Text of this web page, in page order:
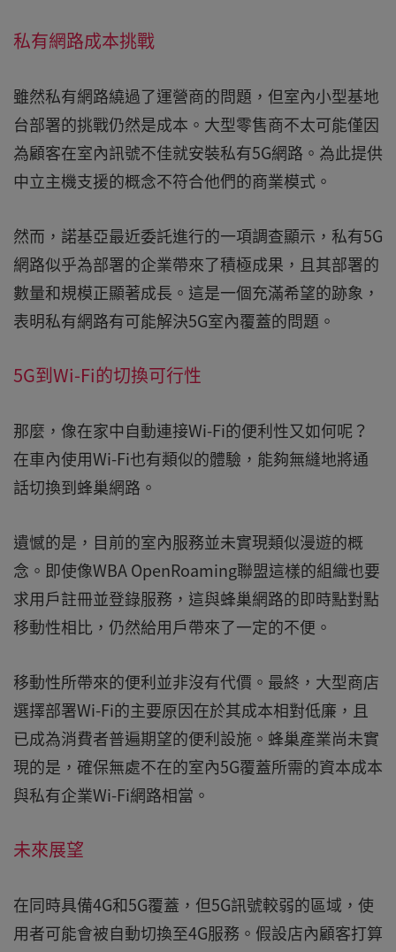
私有網路成本挑戰
雖然私有網路繞過了運營商的問題，但室內小型基地
台部署的挑戰仍然是成本。大型零售商不太可能僅因
為顧客在室內訊號不佳就安裝私有5G網路。為此提供
中立主機支援的概念不符合他們的商業模式。
然而，諾基亞最近委託進行的一項調查顯示，私有5G
網路似乎為部署的企業帶來了積極成果，且其部署的
數量和規模正顯著成長。這是一個充滿希望的跡象，
表明私有網路有可能解決5G室內覆蓋的問題。
5G到Wi-Fi的切換可行性
那麼，像在家中自動連接Wi-Fi的便利性又如何呢？
在車內使用Wi-Fi也有類似的體驗，能夠無縫地將通
話切換到蜂巢網路。
遺憾的是，目前的室內服務並未實現類似漫遊的概
念。即使像WBA OpenRoaming聯盟這樣的組織也要
求用戶註冊並登錄服務，這與蜂巢網路的即時點對點
移動性相比，仍然給用戶帶來了一定的不便。
移動性所帶來的便利並非沒有代價。最終，大型商店
選擇部署Wi-Fi的主要原因在於其成本相對低廉，且
已成為消費者普遍期望的便利設施。蜂巢產業尚未實
現的是，確保無處不在的室內5G覆蓋所需的資本成本
與私有企業Wi-Fi網路相當。
未來展望
在同時具備4G和5G覆蓋，但5G訊號較弱的區域，使
用者可能會被自動切換至4G服務。假設店內顧客打算